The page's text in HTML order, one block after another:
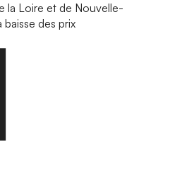
la Loire et de Nouvelle-
des prix